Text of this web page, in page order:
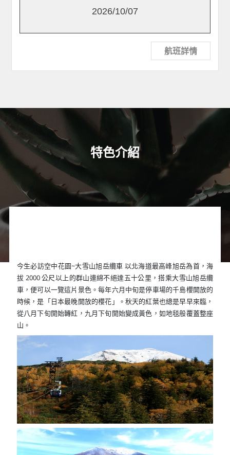
2026/10/07
航班詳情
特色介紹
今生必訪空中花園~大雪山旭岳纜車 以北海道最高峰旭岳為首，海
拔 2000 公尺以上的群山連綿不絕達五十公里，搭乘大雪山旭岳纜
車，便可以一覽這片景色。每年六月中旬是停車場的千島櫻開放的
時候，是「日本最晚開放的櫻花」。秋天的紅葉也總是早早來臨，
從八月下旬開始轉紅，九月下旬開始變成黃色，如地毯般覆蓋整座
山。